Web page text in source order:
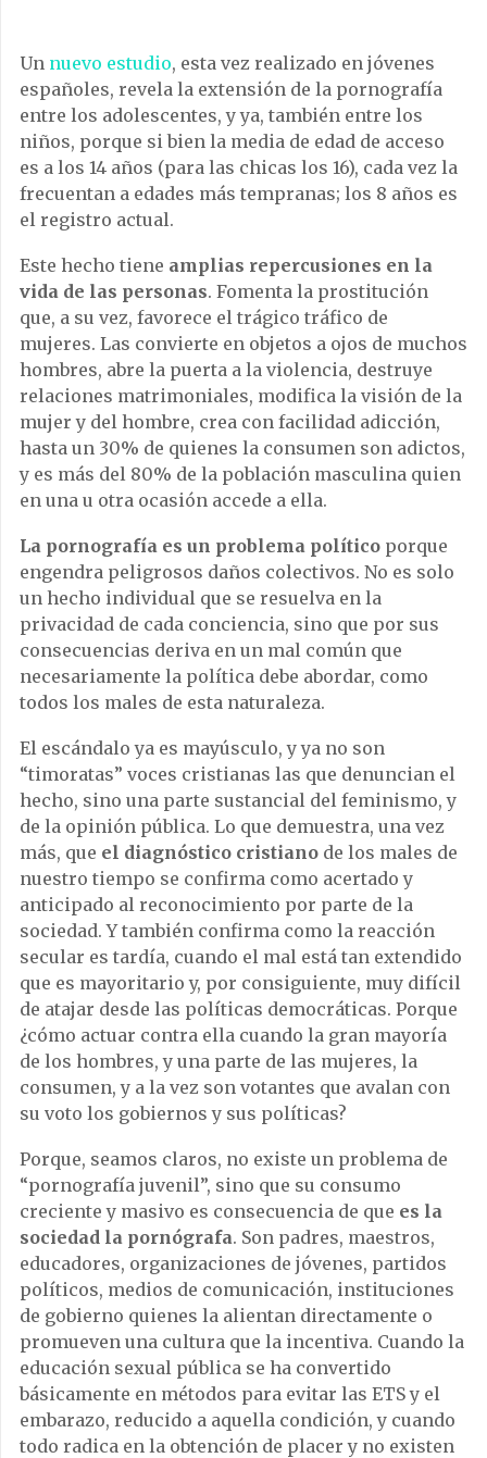
Un nuevo estudio, esta vez realizado en jóvenes
españoles, revela la extensión de la pornografía
entre los adolescentes, y ya, también entre los
niños, porque si bien la media de edad de acceso
es a los 14 años (para las chicas los 16), cada vez la
frecuentan a edades más tempranas; los 8 años es
el registro actual.
Este hecho tiene amplias repercusiones en la
vida de las personas. Fomenta la prostitución
que, a su vez, favorece el trágico tráfico de
mujeres. Las convierte en objetos a ojos de muchos
hombres, abre la puerta a la violencia, destruye
relaciones matrimoniales, modifica la visión de la
mujer y del hombre, crea con facilidad adicción,
hasta un 30% de quienes la consumen son adictos,
y es más del 80% de la población masculina quien
en una u otra ocasión accede a ella.
La pornografía es un problema político porque
engendra peligrosos daños colectivos. No es solo
un hecho individual que se resuelva en la
privacidad de cada conciencia, sino que por sus
consecuencias deriva en un mal común que
necesariamente la política debe abordar, como
todos los males de esta naturaleza.
El escándalo ya es mayúsculo, y ya no son
“timoratas” voces cristianas las que denuncian el
hecho, sino una parte sustancial del feminismo, y
de la opinión pública. Lo que demuestra, una vez
más, que el diagnóstico cristiano de los males de
nuestro tiempo se confirma como acertado y
anticipado al reconocimiento por parte de la
sociedad. Y también confirma como la reacción
secular es tardía, cuando el mal está tan extendido
que es mayoritario y, por consiguiente, muy difícil
de atajar desde las políticas democráticas. Porque
¿cómo actuar contra ella cuando la gran mayoría
de los hombres, y una parte de las mujeres, la
consumen, y a la vez son votantes que avalan con
su voto los gobiernos y sus políticas?
Porque, seamos claros, no existe un problema de
“pornografía juvenil”, sino que su consumo
creciente y masivo es consecuencia de que es la
sociedad la pornógrafa. Son padres, maestros,
educadores, organizaciones de jóvenes, partidos
políticos, medios de comunicación, instituciones
de gobierno quienes la alientan directamente o
promueven una cultura que la incentiva. Cuando la
educación sexual pública se ha convertido
básicamente en métodos para evitar las ETS y el
embarazo, reducido a aquella condición, y cuando
todo radica en la obtención de placer y no existen